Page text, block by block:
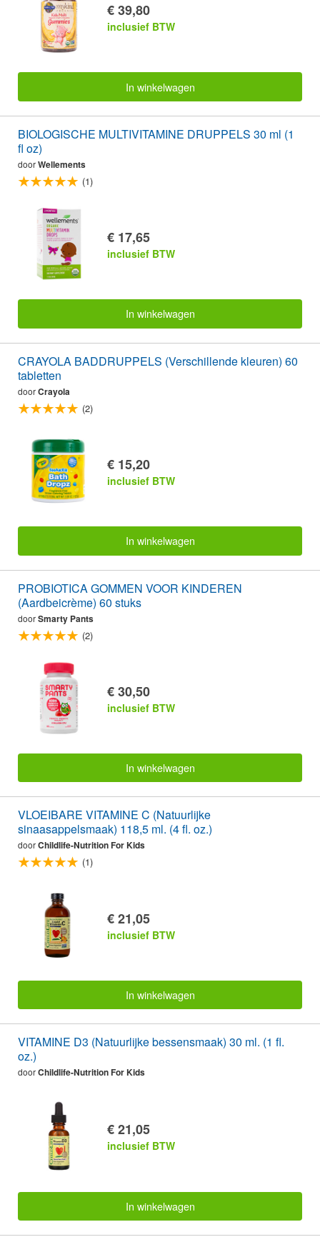
€ 39,80
inclusief BTW
In winkelwagen
BIOLOGISCHE MULTIVITAMINE DRUPPELS 30 ml (1
fl oz)
doorWellements
(1)
€ 17,65
inclusief BTW
In winkelwagen
CRAYOLA BADDRUPPELS (Verschillende kleuren) 60
tabletten
doorCrayola
(2)
€ 15,20
inclusief BTW
In winkelwagen
PROBIOTICA GOMMEN VOOR KINDEREN
(Aardbeicrème) 60 stuks
doorSmarty Pants
(2)
€ 30,50
inclusief BTW
In winkelwagen
VLOEIBARE VITAMINE C (Natuurlijke
sinaasappelsmaak) 118,5 ml. (4 fl. oz.)
doorChildlife-Nutrition For Kids
(1)
€ 21,05
inclusief BTW
In winkelwagen
VITAMINE D3 (Natuurlijke bessensmaak) 30 ml. (1 fl.
oz.)
doorChildlife-Nutrition For Kids
€ 21,05
inclusief BTW
In winkelwagen